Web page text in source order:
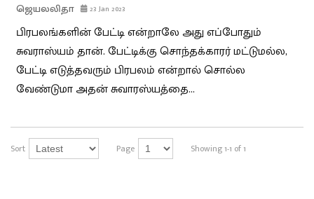
ஜெயலலிதா 23 Jan 2023
பிரபலங்களின் பேட்டி என்றாலே அது எப்போதும்
சுவராஸ்யம் தான். பேட்டிக்கு சொந்தக்காரர் மட்டுமல்ல,
பேட்டி எடுத்தவரும் பிரபலம் என்றால் சொல்ல
வேண்டுமா அதன் சுவாரஸ்யத்தை...
Sort Page Showing 1-1 of 1